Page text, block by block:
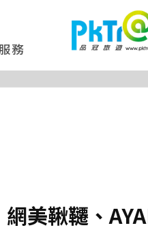
務
網美鞦韆、